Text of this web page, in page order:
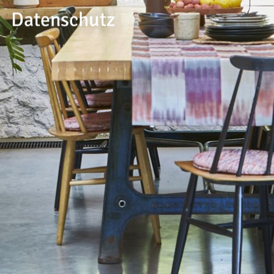
--
Datenschutz